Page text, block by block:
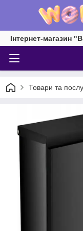
Інтернет-магазин
Товари та